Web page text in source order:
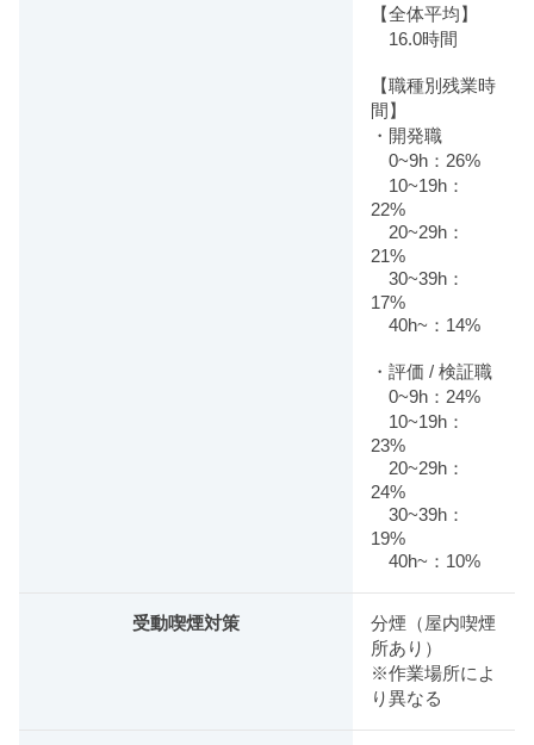
【全体平均】
16.0時間
【職種別残業時
間】
・開発職
0~9h：26%
10~19h：
22%
20~29h：
21%
30~39h：
17%
40h~：14%
・評価 / 検証職
0~9h：24%
10~19h：
23%
20~29h：
24%
30~39h：
19%
40h~：10%
受動喫煙対策
分煙（屋内喫煙
所あり）
※作業場所によ
り異なる